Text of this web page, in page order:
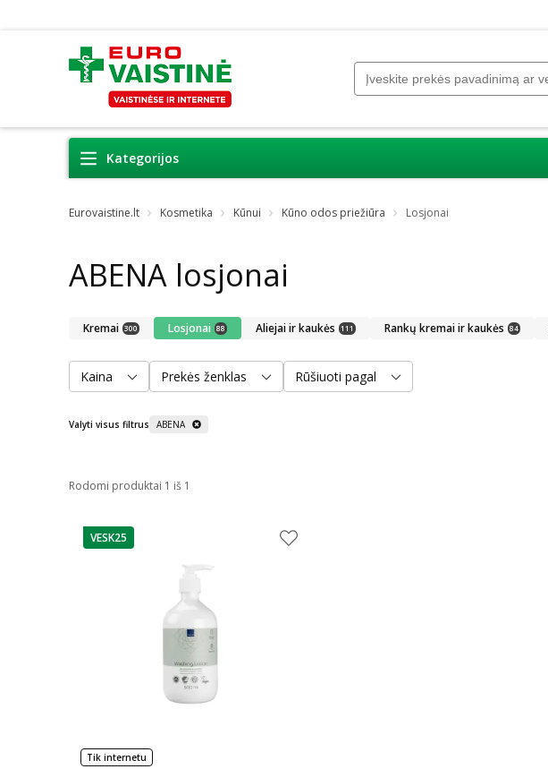
Kategorijos
Eurovaistine.lt Kosmetika Kūnui Kūno odos priežiūra Losjonai
ABENA losjonai
Kremai 300 Losjonai 88 Aliejai ir kaukės 111 Rankų kremai ir kaukės 84
Kaina Prekės ženklas Rūšiuoti pagal
Valyti visus filtrus ABENA
Rodomi produktai 1 iš 1
patarimas
VESK25
Tik internetu